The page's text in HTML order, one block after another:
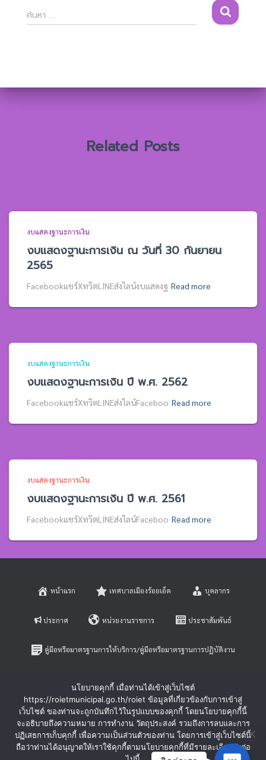
ค้
น
ห
ค้นหา …
Related Posts
งบแสดงฐานะการเงิน
งบแสดงฐานะการเงิน ณ วันที่ 30 กันยายน
2565
Facebookแชร์XทวิตLINEส่งไลน์งบแสดงฐ Read more
งบแสดงฐานะการเงิน
งบแสดงฐานะการเงิน ปี พ.ศ. 2562
Facebookแชร์XทวิตLINEส่งไลน์Faceboo Read more
งบแสดงฐานะการเงิน
งบแสดงฐานะการเงิน ปี พ.ศ. 2561
Facebookแชร์XทวิตLINEส่งไลน์Faceboo Read more
หน้าแรก เทศบาลเมืองร้อยเอ็ด บุคลากร
ประกาศ หน่วยงานราชการ ประชาสัมพันธ์
คู่มือหรือมาตรฐานการให้บริการ/คู่มือหรือมาตรฐานการปฏิบัติงาน
หลักเกณฑ์การบริหารและพัฒนาทรัพยากรบุคคล
ร้องเรียนการทุจริตและประพฤติมิชอบ ร้องทุกข์-ร้องเรียน
นโยบายคุกกี้ เมื่อท่านได้เข้าสู่เว็บไซต์
https://roietmunicipal.go.th/roiet ข้อมูลที่เกี่ยวข้องกับการเข้าสู่
เว็บไซต์ ของท่านจะถูกบันทึกไว้ในรูปแบบของคุกกี้ โดยนโยบายคุกกี้นี้
จะอธิบายถึงความหมาย การทำงาน วัตถุประสงค์ รวมถึงการลบและการ
ปฏิเสธการเก็บคุกกี้ เพื่อความเป็นส่วนตัวของท่าน โดยการเข้าสู่เว็บไซต์นี้
ถือว่าท่านได้อนุญาตให้เราใช้คุกกี้ตามนโยบายคุกกี้ที่มีรายละเอียดดังต่อ